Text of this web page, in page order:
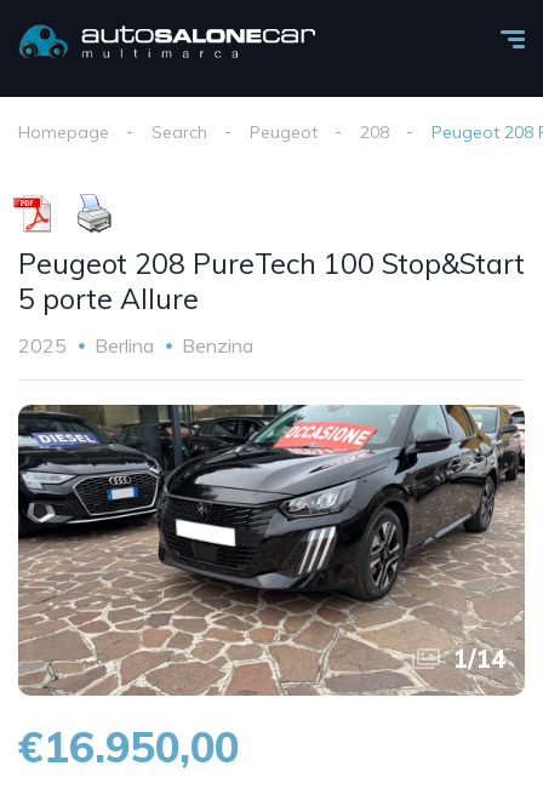
Homepage Search Peugeot 208 Peugeot 208
Peugeot 208 PureTech 100 Stop&Start
5 porte Allure
2025 Berlina Benzina
1/14
€16.950,00